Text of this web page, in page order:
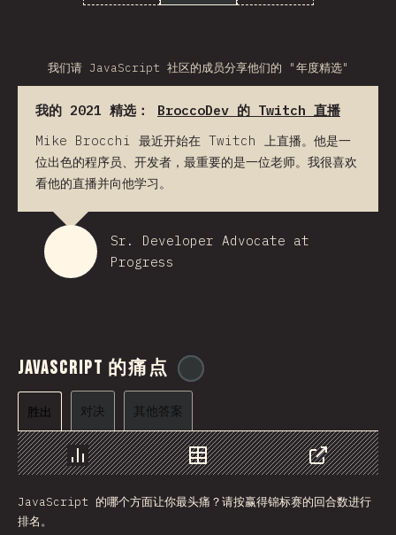
我们请 JavaScript 社区的成员分享他们的 "年度精选"
我的 2021 精选： BroccoDev 的 Twitch 直播
Mike Brocchi 最近开始在 Twitch 上直播。他是一
位出色的程序员、开发者，最重要的是一位老师。我很喜欢
看他的直播并向他学习。
Sr. Developer Advocate at
Progress
JavaScript 的痛点
胜出 对决 其他答案
图表 数据
分享
JavaScript 的哪个方面让你最头痛？请按赢得锦标赛的回合数进行
排名。